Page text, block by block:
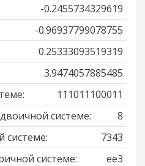
-0.2455734329619
-0.96937799078755
0.25333093519319
3.9474057885485
111011100011
системе:
8
системе:
7343
системе:
ee3